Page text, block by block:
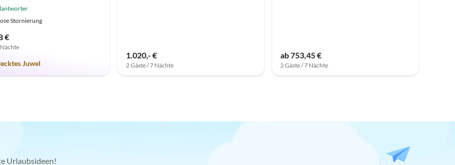
Stornierung
€
Juwel
1.020,- €
2 Gäste / 7 Nächte
ab 753,45 €
2 Gäste / 7 Nächte
Urlaubsideen!